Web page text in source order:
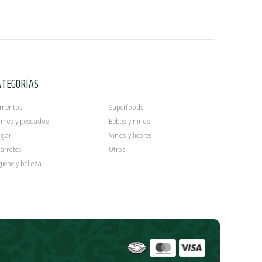
y pescados
y belleza
Superfoods
Bebés y niños
Vinos y licores
Otros